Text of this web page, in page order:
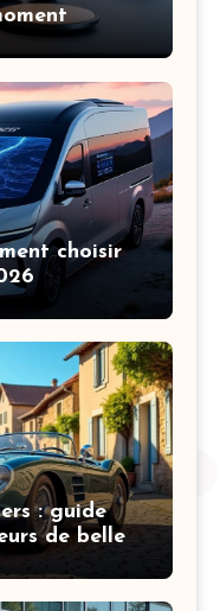
choisir
: guide
de belles